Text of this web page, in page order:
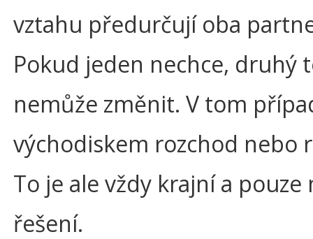
vztahu předurčují oba
Pokud jeden nechce, druhý
nemůže změnit. V tom
východiskem rozchod nebo
To je ale vždy krajní a pouze
řešení.